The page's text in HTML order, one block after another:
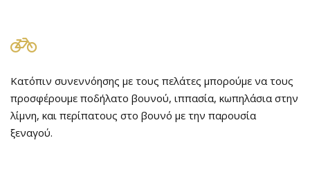
Κατόπιν συνεννόησης με τους πελάτες μπορούμε να τους
προσφέρουμε ποδήλατο βουνού, ιππασία, κωπηλάσια στην
λίμνη, και περίπατους στο βουνό με την παρουσία
ξεναγού.